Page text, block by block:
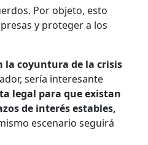
Por objeto, esto
y proteger a los
la coyuntura de la crisis
sería interesante
legal para que existan
de interés estables,
escenario seguirá